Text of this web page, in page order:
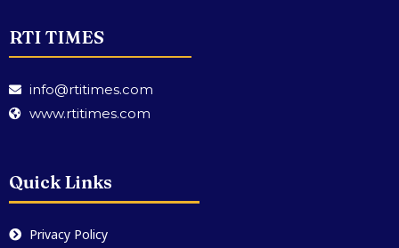
RTI TIMES
info@rtitimes.com
www.rtitimes.com
Quick Links
Privacy Policy